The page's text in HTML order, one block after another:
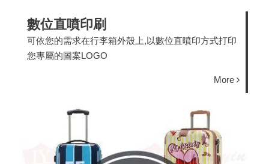
數位直噴印刷
可依您的需求在行李箱外殼上,以數位直噴印方式打印
您專屬的圖案LOGO
More